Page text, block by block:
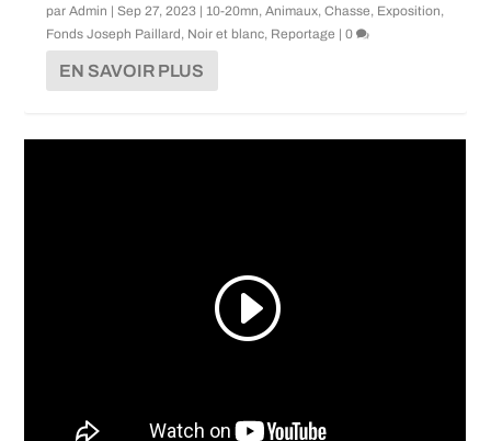
parAdmin |Sep 27, 2023 |10-20mn,Animaux,Chasse, Exposition,
Fonds Joseph Paillard, Noir et blanc, Reportage |0
EN SAVOIR PLUS